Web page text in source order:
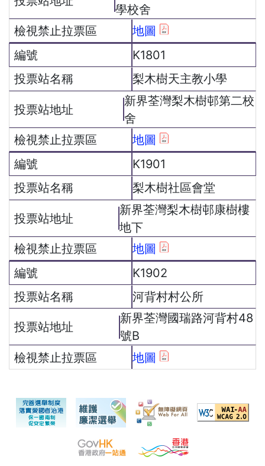
學校舍
地圖
K1801
梨木樹天主教小學
新界荃灣梨木樹邨第二校
舍
地圖
K1901
梨木樹社區會堂
新界荃灣梨木樹邨康樹樓
地下
地圖
K1902
河背村村公所
新界荃灣國瑞路河背村48
號B
地圖